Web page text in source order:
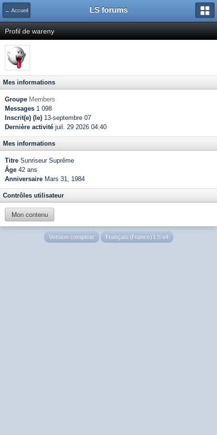
← Accueil LS forums
Profil de wareny
Mes informations
Groupe Members
Messages 1 098
Inscrit(e) (le) 13-septembre 07
Dernière activité juil. 29 2026 04:40
Mes informations
Titre Sunriseur Suprême
Âge 42 ans
Anniversaire Mars 31, 1984
Contrôles utilisateur
Mon contenu
Version complète Français (France) LS v4